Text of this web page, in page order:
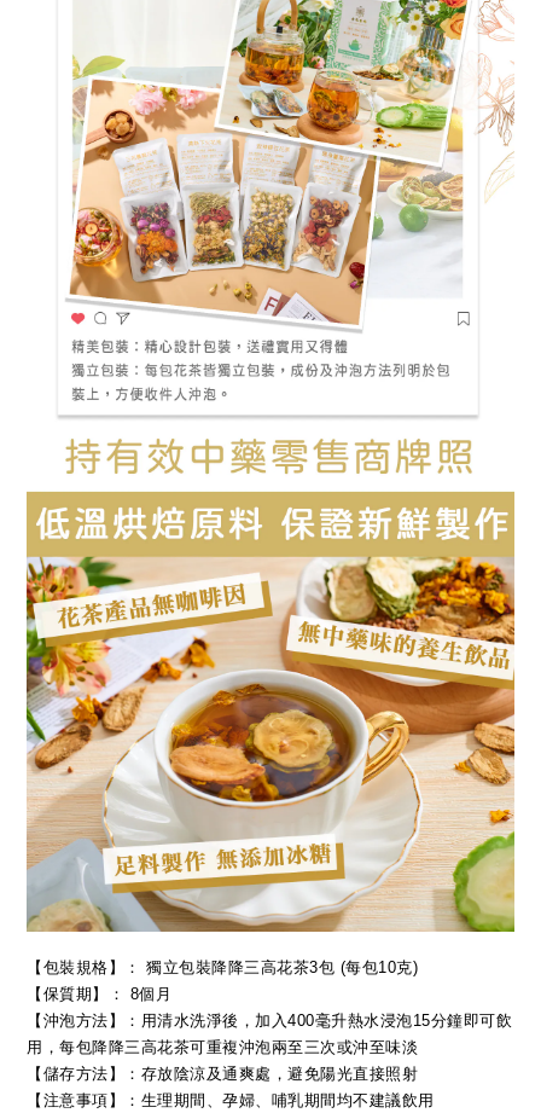
【包裝規格】： 獨立包裝降降三高花茶3包 (每包10克)
【保質期】： 8個月
【沖泡方法】：用清水洗淨後，加入400毫升熱水浸泡15分鐘即可飲
用，每包降降三高花茶可重複沖泡兩至三次或沖至味淡
【儲存方法】：存放陰涼及通爽處，避免陽光直接照射
【注意事項】：生理期間、孕婦、哺乳期間均不建議飲用